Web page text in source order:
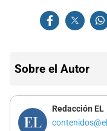
Sobre el Autor
Redacción EL